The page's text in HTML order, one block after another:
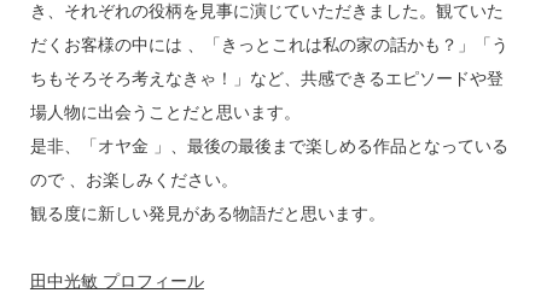
き、それぞれの役柄を見事に演じていただきました。観ていた
だくお客様の中には 、「きっとこれは私の家の話かも？」「う
ちもそろそろ考えなきゃ！」など、共感できるエピソードや登
場人物に出会うことだと思います。
是非、「オヤ金 」、最後の最後まで楽しめる作品となっている
ので 、お楽しみください。
観る度に新しい発見がある物語だと思います。
田中光敏 プロフィール